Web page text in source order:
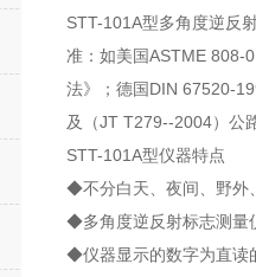
STT-101A型多角度逆反
准：如美国ASTME 808-
法》；德国DIN 67520-
及（JT T279--2004）公
STT-101A型仪器特点
◆不分白天、夜间、野外
◆多角度逆反射标志测量
◆仪器显示的数字为直读